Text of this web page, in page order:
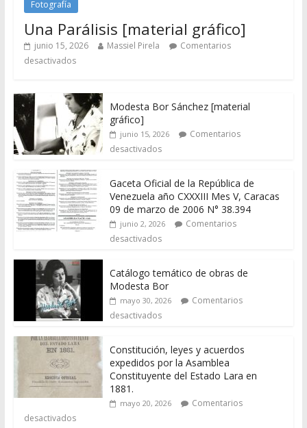
Fotografía
Una Parálisis [material gráfico]
junio 15, 2026 Massiel Pirela
Comentarios
desactivados
Modesta Bor Sánchez [material
gráfico]
junio 15, 2026
Comentarios
desactivados
Gaceta Oficial de la República de
Venezuela año CXXXIII Mes V, Caracas
09 de marzo de 2006 N° 38.394
junio 2, 2026
Comentarios
desactivados
Catálogo temático de obras de
Modesta Bor
mayo 30, 2026
Comentarios
desactivados
Constitución, leyes y acuerdos
expedidos por la Asamblea
Constituyente del Estado Lara en
1881.
mayo 20, 2026
Comentarios
desactivados